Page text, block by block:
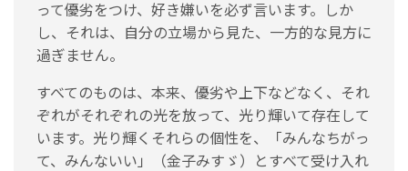
って優劣をつけ、好き嫌いを必ず言います。しか
し、それは、自分の立場から見た、一方的な見方に
過ぎません。
すべてのものは、本来、優劣や上下などなく、それ
ぞれがそれぞれの光を放って、光り輝いて存在して
います。光り輝くそれらの個性を、「みんなちがっ
て、みんないい」（金子みすゞ）とすべて受け入れ